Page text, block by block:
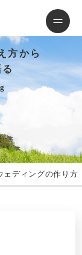
方から
ェディングの作り方